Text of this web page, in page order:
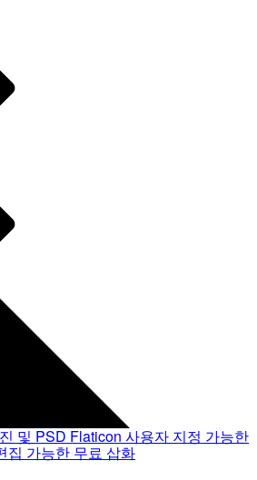
및 PSD Flaticon 사용자 지정 가능한
집 가능한 무료 삽화